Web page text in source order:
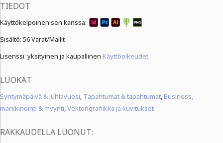
TIEDOT
Käyttökelpoinen sen kanssa:
Sisältö: 56 Varat/Mallit
Lisenssi: yksityinen ja kaupallinen Käyttöoikeudet
LUOKAT
Syntymäpäivä & juhlavuosi, Tapahtumat & tapahtumat, Business,
markkinointi & myynti,Vektorigrafiikka ja kuvitukset
RAKKAUDELLA LUONUT: